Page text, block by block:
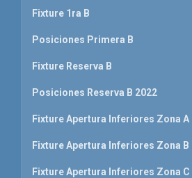
Fixture 1ra B
Posiciones Primera B
Fixture Reserva B
Posiciones Reserva B 2022
Fixture Apertura Inferiores Zona A
Fixture Apertura Inferiores Zona B
Fixture Apertura Inferiores Zona C